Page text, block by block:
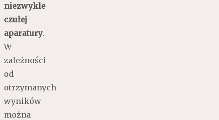
niezwykle
czułej
aparatury.
W
zależności
od
otrzymanych
wyników
można